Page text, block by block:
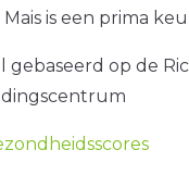
Mais is een prima
gebaseerd op de